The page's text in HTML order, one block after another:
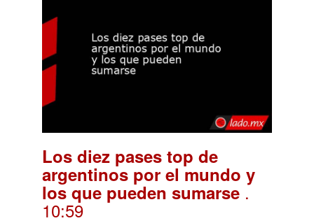
Los diez pases top de
argentinos por el mundo y
los que pueden sumarse .
10:59